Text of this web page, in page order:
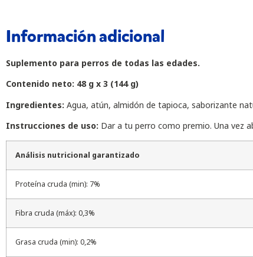
Información adicional
Suplemento para perros de todas las edades.
Contenido neto: 48 g x 3 (144 g)
Ingredientes: Agua, atún, almidón de tapioca, saborizante
Instrucciones de uso: Dar a tu perro como premio. Una vez
Análisis nutricional garantizado
Proteína cruda (min): 7%
Fibra cruda (máx): 0,3%
Grasa cruda (min): 0,2%